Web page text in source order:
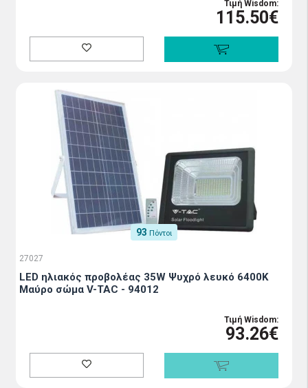
Τιμή Wisdom:
115.50€
93 Πόντοι
27027
LED ηλιακός προβολέας 35W Ψυχρό λευκό 6400K
Μαύρο σώμα V-TAC - 94012
Τιμή Wisdom:
93.26€